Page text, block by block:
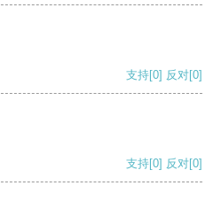
支持[0] 反对[0]
支持[0] 反对[0]